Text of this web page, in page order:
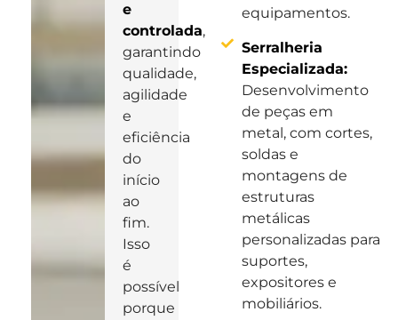
e
controlada,
garantindo
qualidade,
agilidade
e
eficiência
do
início
ao
fim.
Isso
é
possível
porque
equipamentos.
Serralheria
Especializada:
Desenvolvimento
de peças em
metal, com cortes,
soldas e
montagens de
estruturas
metálicas
personalizadas para
suportes,
expositores e
mobiliários.